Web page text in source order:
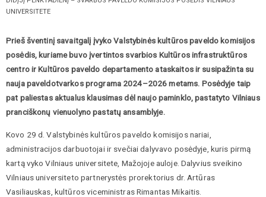
UNIVERSITETE
Prieš šventinį savaitgalį įvyko Valstybinės kultūros paveldo komisijos
posėdis, kuriame buvo įvertintos svarbios Kultūros infrastruktūros
centro ir Kultūros paveldo departamento ataskaitos ir susipažinta su
nauja paveldotvarkos programa 2024–2026 metams. Posėdyje taip
pat paliestas aktualus klausimas dėl naujo paminklo, pastatyto Vilniaus
pranciškonų vienuolyno pastatų ansamblyje.
Kovo 29 d. Valstybinės kultūros paveldo komisijos nariai,
administracijos darbuotojai ir svečiai dalyvavo posėdyje, kuris pirmą
kartą vyko Vilniaus universitete, Mažojoje auloje. Dalyvius sveikino
Vilniaus universiteto partnerystės prorektorius dr. Artūras
Vasiliauskas, kultūros viceministras Rimantas Mikaitis.